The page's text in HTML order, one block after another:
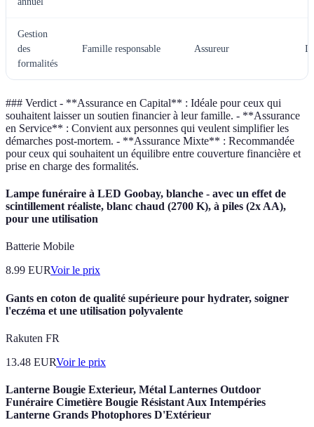
Gestion
des
formalités
Famille responsable Assureur
### Verdict - **Assurance en Capital** : Idéale pour ceux qui
souhaitent laisser un soutien financier à leur famille. - **Assurance
en Service** : Convient aux personnes qui veulent simplifier les
démarches post-mortem. - **Assurance Mixte** : Recommandée
pour ceux qui souhaitent un équilibre entre couverture financière et
prise en charge des formalités.
Lampe funéraire à LED Goobay, blanche - avec un effet de
scintillement réaliste, blanc chaud (2700 K), à piles (2x AA),
pour une utilisation
Batterie Mobile
8.99 EURVoir le prix
Gants en coton de qualité supérieure pour hydrater, soigner
l'eczéma et une utilisation polyvalente
Rakuten FR
13.48 EURVoir le prix
Lanterne Bougie Exterieur, Métal Lanternes Outdoor
Funéraire Cimetière Bougie Résistant Aux Intempéries
Lanterne Grands Photophores D'Extérieur